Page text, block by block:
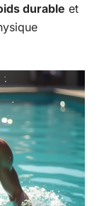
durable et